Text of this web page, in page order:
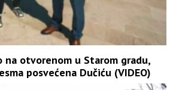
na otvorenom u Starom gradu,
posvećena Dučiću (VIDEO)